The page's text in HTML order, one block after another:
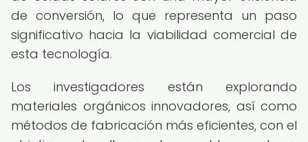
de conversión, lo que representa un paso
significativo hacia la viabilidad comercial de
esta tecnología.
Los investigadores están explorando
materiales orgánicos innovadores, así como
métodos de fabricación más eficientes, con el